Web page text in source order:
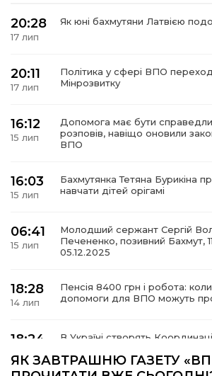
місія
20:28
17 лип
Як юні бахмутяни Латвією
20:11
17 лип
Політика у сфері ВПО
Мінрозвитку
16:12
15 лип
Допомога має бути
розповів, навіщо оновили
ВПО
16:03
15 лип
Бахмутянка Тетяна Бурикіна
навчати дітей орігамі
06:41
15 лип
Молодший сержант Сергій
Печененко, позивний Бахмут,
05.12.2025
18:28
14 лип
Пенсія 8400 грн і робота:
допомоги для ВПО можуть
18:24
В Україні створять
кордону
ЯК ЗАВТРАШНЮ ГАЗЕТУ